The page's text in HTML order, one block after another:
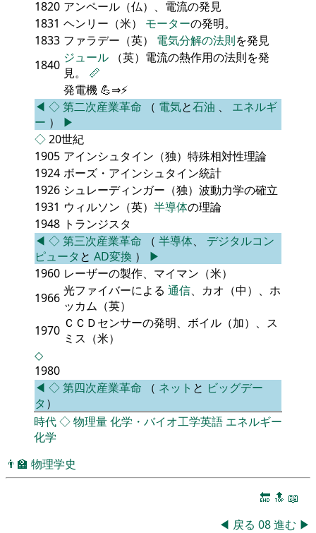
1820 アンペール（仏）、電流の発見
1831 ヘンリー（米） モーターの発明。
1833 ファラデー（英） 電気分解の法則を発見
1840 ジュール （英）電流の熱作用の法則を発
見。 📏
発電機 💪⇒⚡
◀ ◇第二次産業革命 （ 電気と石油 、 エネルギ
ー ） ▶
◇20世紀
1905 アインシュタイン（独）特殊相対性理論
1924 ボーズ・アインシュタイン統計
1926 シュレーディンガー（独）波動力学の確立
1931 ウィルソン（英） 半導体の理論
1948 トランジスタ
◀ ◇第三次産業革命 （ 半導体、 デジタルコン
ピュータ と AD変換 ） ▶
1960 レーザーの製作、マイマン（米）
1966 光ファイバーによる 通信、カオ（中）、ホ
ッカム（英）
1970 ＣＣＤセンサーの発明、ボイル（加）、ス
ミス（米）
◇
1980
◀ ◇第四次産業革命 （ ネット と ビッグデー
タ ）
時代◇物理量化学・バイオ工学英語 エネルギー
化学
👨‍🏫 物理学史
🔚 🔝 📖
◀ 戻る 08進む ▶